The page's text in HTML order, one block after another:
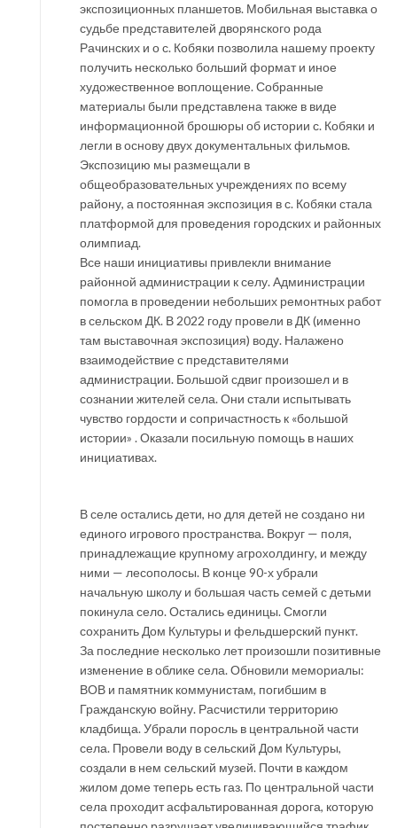
экспозиционных планшетов. Мобильная выставка о
судьбе представителей дворянского рода
Рачинских и о с. Кобяки позволила нашему проекту
получить несколько больший формат и иное
художественное воплощение. Собранные
материалы были представлена также в виде
информационной брошюры об истории с. Кобяки и
легли в основу двух документальных фильмов.
Экспозицию мы размещали в
общеобразовательных учреждениях по всему
району, а постоянная экспозиция в с. Кобяки стала
платформой для проведения городских и районных
олимпиад.
Все наши инициативы привлекли внимание
районной администрации к селу. Администрации
помогла в проведении небольших ремонтных работ
в сельском ДК. В 2022 году провели в ДК (именно
там выставочная экспозиция) воду. Налажено
взаимодействие с представителями
администрации. Большой сдвиг произошел и в
сознании жителей села. Они стали испытывать
чувство гордости и сопричастность к «большой
истории» . Оказали посильную помощь в наших
инициативах.
В селе остались дети, но для детей не создано ни
единого игрового пространства. Вокруг — поля,
принадлежащие крупному агрохолдингу, и между
ними — лесополосы. В конце 90-х убрали
начальную школу и большая часть семей с детьми
покинула село. Остались единицы. Смогли
сохранить Дом Культуры и фельдшерский пункт.
За последние несколько лет произошли позитивные
изменение в облике села. Обновили мемориалы:
ВОВ и памятник коммунистам, погибшим в
Гражданскую войну. Расчистили территорию
кладбища. Убрали поросль в центральной части
села. Провели воду в сельский Дом Культуры,
создали в нем сельский музей. Почти в каждом
жилом доме теперь есть газ. По центральной части
села проходит асфальтированная дорога, которую